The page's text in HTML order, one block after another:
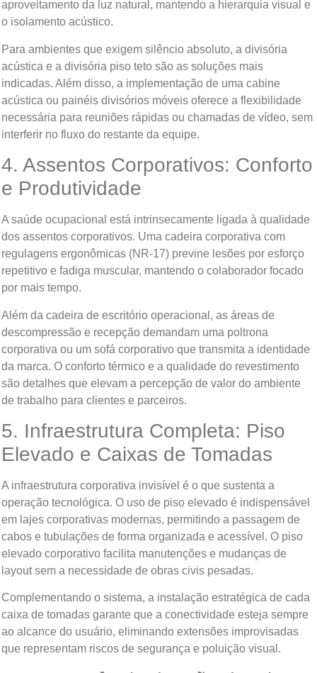
aproveitamento da luz natural, mantendo a hierarquia visual e
o isolamento acústico.
Para ambientes que exigem silêncio absoluto, a divisória
acústica e a divisória piso teto são as soluções mais
indicadas. Além disso, a implementação de uma cabine
acústica ou painéis divisórios móveis oferece a flexibilidade
necessária para reuniões rápidas ou chamadas de vídeo, sem
interferir no fluxo do restante da equipe.
4. Assentos Corporativos: Conforto
e Produtividade
A saúde ocupacional está intrinsecamente ligada à qualidade
dos assentos corporativos. Uma cadeira corporativa com
regulagens ergonômicas (NR-17) previne lesões por esforço
repetitivo e fadiga muscular, mantendo o colaborador focado
por mais tempo.
Além da cadeira de escritório operacional, as áreas de
descompressão e recepção demandam uma poltrona
corporativa ou um sofá corporativo que transmita a identidade
da marca. O conforto térmico e a qualidade do revestimento
são detalhes que elevam a percepção de valor do ambiente
de trabalho para clientes e parceiros.
5. Infraestrutura Completa: Piso
Elevado e Caixas de Tomadas
A infraestrutura corporativa invisível é o que sustenta a
operação tecnológica. O uso de piso elevado é indispensável
em lajes corporativas modernas, permitindo a passagem de
cabos e tubulações de forma organizada e acessível. O piso
elevado corporativo facilita manutenções e mudanças de
layout sem a necessidade de obras civis pesadas.
Complementando o sistema, a instalação estratégica de cada
caixa de tomadas garante que a conectividade esteja sempre
ao alcance do usuário, eliminando extensões improvisadas
que representam riscos de segurança e poluição visual.